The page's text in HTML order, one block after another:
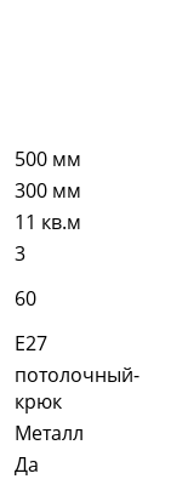
500 мм
300 мм
11 кв.м
3
60
E27
потолочный-
крюк
Металл
Да